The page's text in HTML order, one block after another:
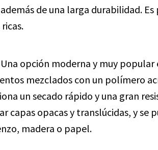
de una larga durabilidad.
Una opción moderna y muy
mezclados con un polímero
un secado rápido y una gran
capas opacas y translúcidas, y
madera o papel.